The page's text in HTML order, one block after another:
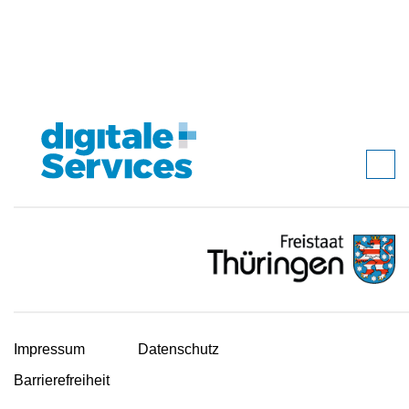
Impressum
Datenschutz
Barrierefreiheit